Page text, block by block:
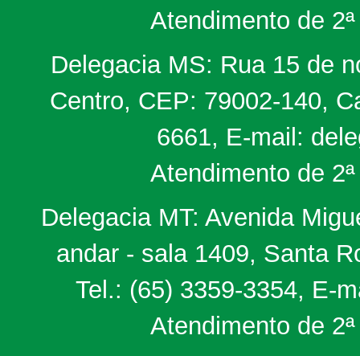
Atendimento de
Delegacia MS: Rua 15 de
Centro, CEP: 79002-140,
6661, E-mail:
Atendimento de
Delegacia MT: Avenida
andar - sala 1409, Santa
Tel.: (65) 3359-3354, E-
Atendimento de